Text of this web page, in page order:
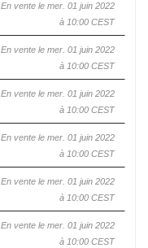
En vente le mer. 01 juin 2022
à 10:00 CEST
En vente le mer. 01 juin 2022
à 10:00 CEST
En vente le mer. 01 juin 2022
à 10:00 CEST
En vente le mer. 01 juin 2022
à 10:00 CEST
En vente le mer. 01 juin 2022
à 10:00 CEST
En vente le mer. 01 juin 2022
à 10:00 CEST